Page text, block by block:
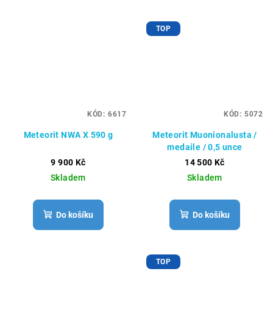
Meteorit NWA X 590 g
9 900 Kč
Skladem
Do košíku
KÓD: 6617
TOP
Meteorit Muonionalusta /
medaile / 0,5 unce
14 500 Kč
Skladem
Do košíku
KÓD: 5072
TOP